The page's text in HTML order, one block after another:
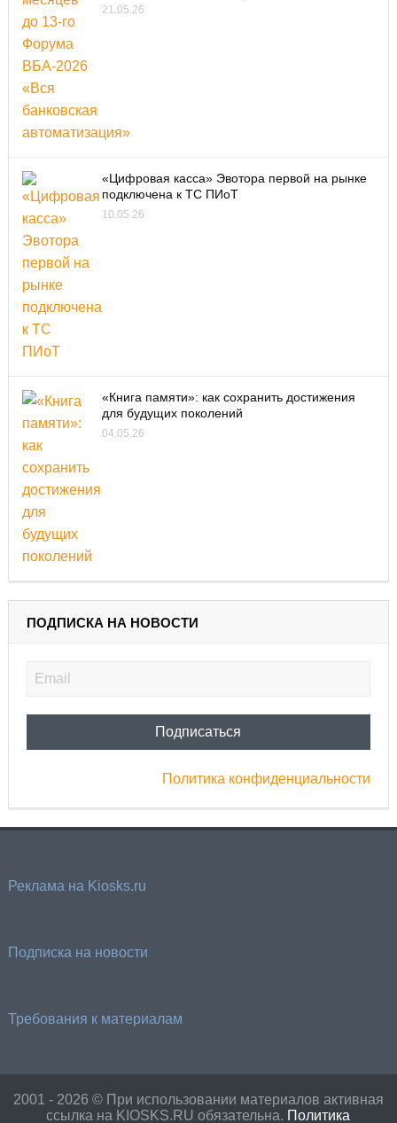
21.05.26
«Цифровая касса» Эвотора первой на рынке
подключена к ТС ПИоТ
10.05.26
«Книга памяти»: как сохранить достижения
для будущих поколений
04.05.26
ПОДПИСКА НА НОВОСТИ
Политика конфиденциальности
Реклама на Kiosks.ru
Подписка на новости
Требования к материалам
2001 - 2026 © При использовании материалов активная
ссылка на KIOSKS.RU обязательна. Политика